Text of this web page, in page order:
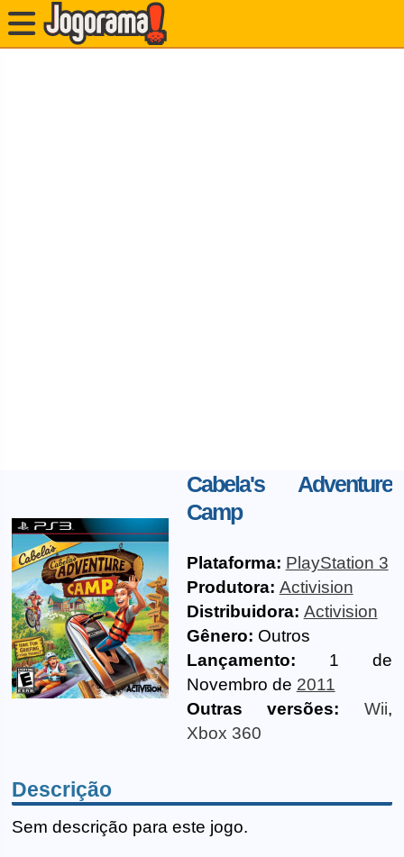
Cabela's Adventure
Camp
Plataforma: PlayStation 3
Produtora: Activision
Distribuidora: Activision
Gênero: Outros
Lançamento: 1 de
Novembro de 2011
Outras versões:
Wii,
Xbox 360
Descrição
Sem descrição para este jogo.